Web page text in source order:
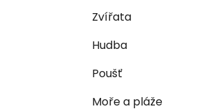
Zvířata
Hudba
Poušť
Moře a pláže